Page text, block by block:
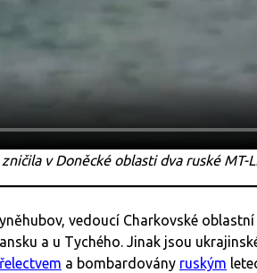
v Doněcké oblasti dva ruské MT-
vedoucí Charkovské
a u Tychého. Jinak jsou
a bombardovány ruským